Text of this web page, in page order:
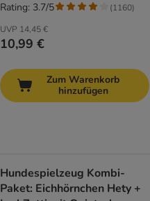
UVP 14,45 €
10,99 €
Rating: 3.7/5 (1160)
Zum Warenkorb
hinzufügen
Hundespielzeug Kombi-
Paket: Eichhörnchen Hety +